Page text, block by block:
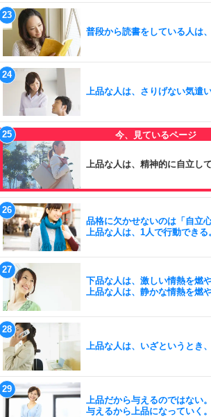
普段から読書をしている人は
上品な人は、さりげない気遣
上品な人は、精神的に自立して
品格に欠かせないのは「自立
上品な人は、1人で行動できる
下品な人は、激しい情熱を燃
上品な人は、静かな情熱を燃
上品な人は、いざというとき
上品だから与えるのではない。
与えるから上品になっていく。